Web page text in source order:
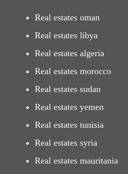
Real estates oman
Real estates libya
Real estates algeria
Real estates morocco
Real estates sudan
Real estates yemen
Real estates tunisia
Real estates syria
Real estates mauritania